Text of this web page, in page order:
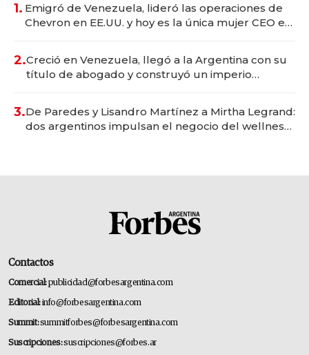
1. Emigró de Venezuela, lideró las operaciones de
Chevron en EE.UU. y hoy es la única mujer CEO en
2.Creció en Venezuela, llegó a la Argentina con su
título de abogado y construyó un imperio
3.De Paredes y Lisandro Martínez a Mirtha Legrand:
dos argentinos impulsan el negocio del wellness
Contactos
Comercial:publicidad@forbesargentina.com
Editorial:info@forbesargentina.com
Summit:summitforbes@forbesargentina.com
Suscripciones:suscripciones@forbes.ar